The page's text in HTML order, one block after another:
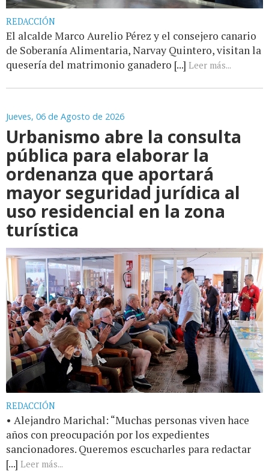
REDACCIÓN
El alcalde Marco Aurelio Pérez y el consejero canario
de Soberanía Alimentaria, Narvay Quintero, visitan la
quesería del matrimonio ganadero [...] Leer más...
Jueves, 06 de Agosto de 2026
Urbanismo abre la consulta
pública para elaborar la
ordenanza que aportará
mayor seguridad jurídica al
uso residencial en la zona
turística
REDACCIÓN
• Alejandro Marichal: “Muchas personas viven hace
años con preocupación por los expedientes
sancionadores. Queremos escucharles para redactar
[...] Leer más...